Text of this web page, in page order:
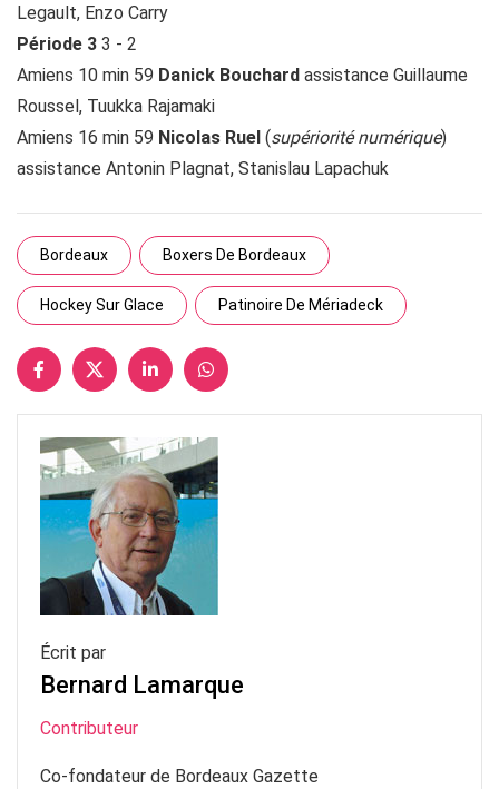
Legault, Enzo Carry
Période 3 3 - 2
Amiens 10 min 59 Danick Bouchard assistance Guillaume
Roussel, Tuukka Rajamaki
Amiens 16 min 59 Nicolas Ruel (supériorité numérique)
assistance Antonin Plagnat, Stanislau Lapachuk
Bordeaux Boxers De Bordeaux
Hockey Sur Glace Patinoire De Mériadeck
Écrit par
Bernard Lamarque
Contributeur
Co-fondateur de Bordeaux Gazette